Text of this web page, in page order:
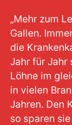
„Mehr zum
Gallen.
die
Jahr für Jahr
Löhne im
in vielen
Jahren. Den
so sparen